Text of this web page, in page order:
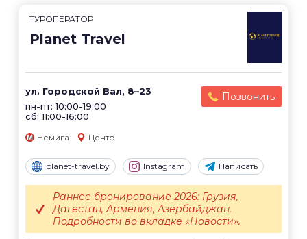
ТУРОПЕРАТОР
Planet Travel
ул. Городской Вал, 8–23
пн-пт: 10:00-19:00
сб: 11:00-16:00
Позвонить
Немига Центр
planet-travel.by Instagram Написать
Раннее бронирование 2026: Грузия,
Дагестан, Армения, Азербайджан.
Подробности во вкладке «Новости».